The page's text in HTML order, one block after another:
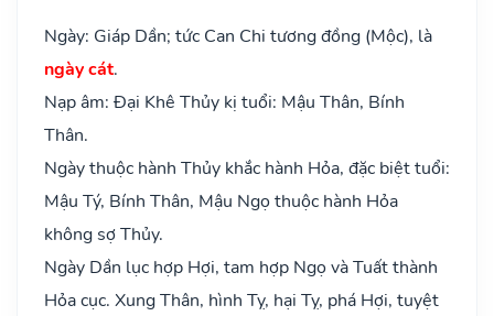
Ngày: Giáp Dần; tức Can Chi tương đồng (Mộc), là
ngày cát.
Nạp âm: Đại Khê Thủy kị tuổi: Mậu Thân, Bính
Thân.
Ngày thuộc hành Thủy khắc hành Hỏa, đặc biệt tuổi:
Mậu Tý, Bính Thân, Mậu Ngọ thuộc hành Hỏa
không sợ Thủy.
Ngày Dần lục hợp Hợi, tam hợp Ngọ và Tuất thành
Hỏa cục. Xung Thân, hình Tỵ, hại Tỵ, phá Hợi, tuyệt